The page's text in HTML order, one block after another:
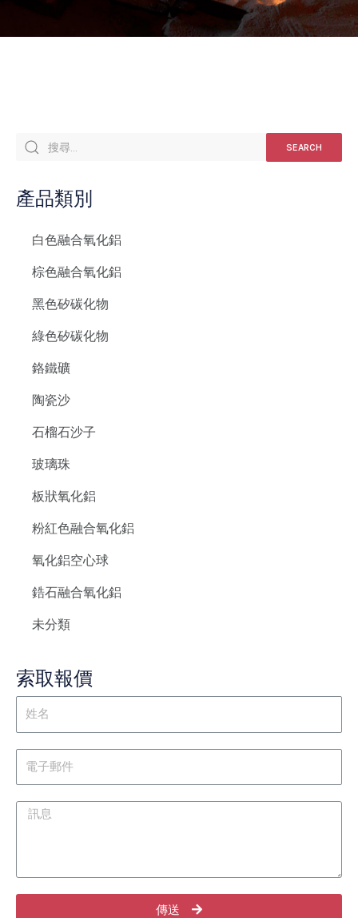
SEARCH
產品類別
白色融合氧化鋁
棕色融合氧化鋁
黑色矽碳化物
綠色矽碳化物
鉻鐵礦
陶瓷沙
石榴石沙子
玻璃珠
板狀氧化鋁
粉紅色融合氧化鋁
氧化鋁空心球
鋯石融合氧化鋁
未分類
索取報價
傳送